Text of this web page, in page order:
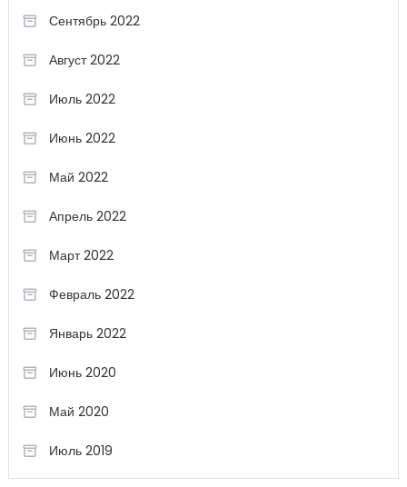
Сентябрь 2022
Август 2022
Июль 2022
Июнь 2022
Май 2022
Апрель 2022
Март 2022
Февраль 2022
Январь 2022
Июнь 2020
Май 2020
Июль 2019